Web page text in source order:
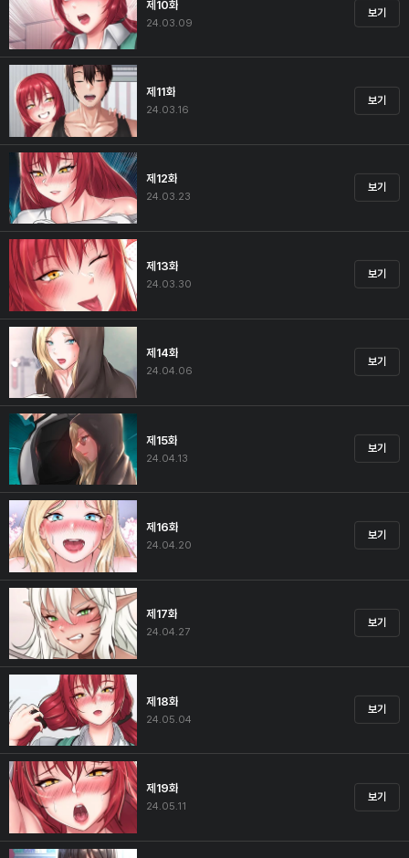
제10화
24.03.09
보기
제11화
24.03.16
보기
제12화
24.03.23
보기
제13화
24.03.30
보기
제14화
24.04.06
보기
제15화
24.04.13
보기
제16화
24.04.20
보기
제17화
24.04.27
보기
제18화
24.05.04
보기
제19화
24.05.11
보기